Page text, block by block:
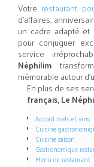
Votre restaurant
d’affaires,
un cadre adapté et
pour conjuguer
service
Néphilim
mémorable autour
En plus de ses
français, Le
Accord mets et vins
Cuisine
Cuisine saison
Gastronomique
Menu de restaurant